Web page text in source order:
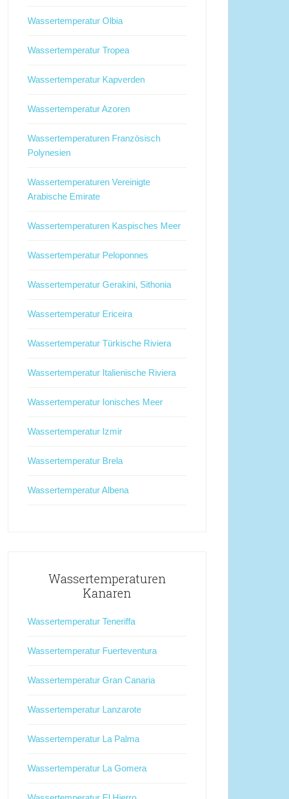
Wassertemperatur Olbia
Wassertemperatur Tropea
Wassertemperatur Kapverden
Wassertemperatur Azoren
Wassertemperaturen Französisch
Polynesien
Wassertemperaturen Vereinigte
Arabische Emirate
Wassertemperaturen Kaspisches Meer
Wassertemperatur Peloponnes
Wassertemperatur Gerakini, Sithonia
Wassertemperatur Ericeira
Wassertemperatur Türkische Riviera
Wassertemperatur Italienische Riviera
Wassertemperatur Ionisches Meer
Wassertemperatur Izmir
Wassertemperatur Brela
Wassertemperatur Albena
Wassertemperaturen
Kanaren
Wassertemperatur Teneriffa
Wassertemperatur Fuerteventura
Wassertemperatur Gran Canaria
Wassertemperatur Lanzarote
Wassertemperatur La Palma
Wassertemperatur La Gomera